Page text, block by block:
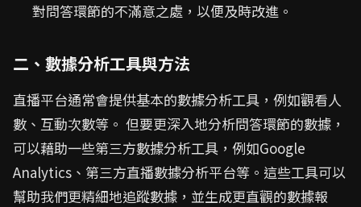
對問答環節的不滿意之處，以便及時改進。
二、數據分析工具與方法
直播平台通常會提供基本的數據分析工具，例如觀看人
數、互動次數等。 但要更深入地分析問答環節的數據，
可以藉助一些第三方數據分析工具，例如Google
Analytics、第三方直播數據分析平台等。這些工具可以
幫助我們更精細地追蹤數據，並生成更直觀的數據報